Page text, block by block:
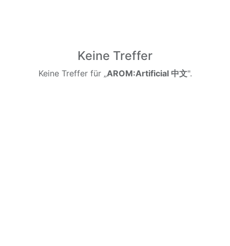
Keine Treffer
Keine Treffer für „AROM:Artificial 中文".